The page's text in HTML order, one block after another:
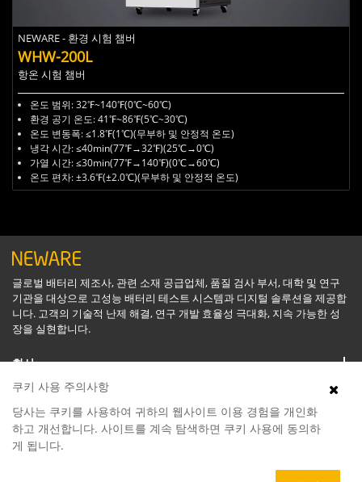
NEWARE - 환경 시험 챔버
WHW-200L
항온 시험 챔버
온도 범위: 32℉~140℉(0℃~60℃)
환경 공기 온도: 41℉~86℉(5℃~30℃)
온도 변동폭: ≤1.8℉(1℃)(무부하 및 안정적 온도)
냉각 시간: ≤40min(77℉→32℉)(25℃→0℃)
가열 시간: ≤30min(77℉→140℉)(0℃→60℃)
온도 편차: ±3.6℉(±2.0℃)(무부하 및 안정적 온도)
글로벌 배터리 제조사, 관련 소재 공급업체, 품질 검사 부서, 대학 및 연구
기관을 대상으로 고성능 배터리 테스트 시스템과 디지털 솔루션을 제공합
니다. 고객의 기술적 난제 해결, 연구 개발 효율성 극대화, 지속 가능한 성
장을 실현합니다.
회사
소프트웨어
쿠키 사용 주의사항
당사는 쿠키를 사용하여 귀하의 웹사이트 이용 경험을 개인화
하고 개선합니다. 사이트를 계속 탐색하면 쿠키 사용에 동의하
게 됩니다.